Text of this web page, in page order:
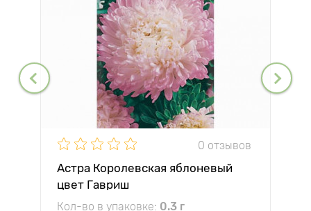
0 отзывов
Астра Королевская яблоневый
цвет Гавриш
Кол-во в упаковке: 0.3 г